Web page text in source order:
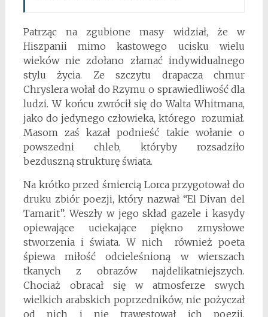
Patrząc na zgubione masy widział, że w
Hiszpanii mimo kastowego ucisku wielu
wieków nie zdołano złamać indywidualnego
stylu życia. Ze szczytu drapacza chmur
Chryslera wołał do Rzymu o sprawiedliwość dla
ludzi. W końcu zwrócił się do Walta Whitmana,
jako do jedynego człowieka, którego rozumiał.
Masom zaś kazał podnieść takie wołanie o
powszedni chleb, któryby rozsadziło
bezduszną strukturę świata.
Na krótko przed śmiercią Lorca przygotował do
druku zbiór poezji, który nazwał “El Divan del
Tamarit”. Weszły w jego skład gazele i kasydy
opiewające uciekające piękno zmysłowe
stworzenia i świata. W nich również poeta
śpiewa miłość odcieleśnioną w wierszach
tkanych z obrazów najdelikatniejszych.
Chociaż obracał się w atmosferze swych
wielkich arabskich poprzedników, nie pożyczał
od nich i nie trawestował ich poezji.